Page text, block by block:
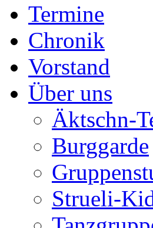
Termine
Chronik
Vorstand
Über uns
Äktschn-
Burggarde
Strueli-